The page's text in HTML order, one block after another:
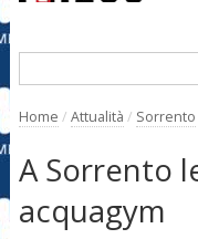
Home / Attualità / Sorrento
A Sorrento
acquagym